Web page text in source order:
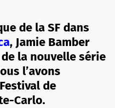
de la SF dans
, Jamie Bamber
la nouvelle série
l’avons
de
Carlo.